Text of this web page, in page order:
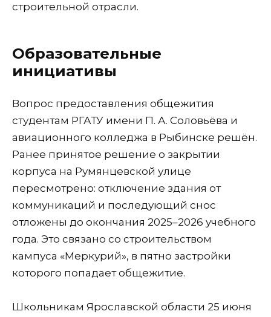
строительной отрасли.
Образовательные
инициативы
Вопрос предоставления общежития
студентам РГАТУ имени П. А. Соловьёва и
авиационного колледжа в Рыбинске решён.
Ранее принятое решение о закрытии
корпуса на Румянцевской улице
пересмотрено: отключение здания от
коммуникаций и последующий снос
отложены до окончания 2025–2026 учебного
года. Это связано со строительством
кампуса «Меркурий», в пятно застройки
которого попадает общежитие.
Школьникам Ярославской области 25 июня